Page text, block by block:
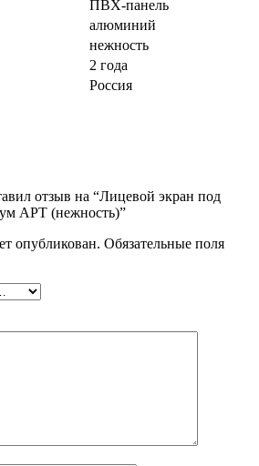
ПВХ-панель
алюминий
нежность
2 года
Россия
отзыв на “Лицевой экран под
АРТ (нежность)”
опубликован. Обязательные поля